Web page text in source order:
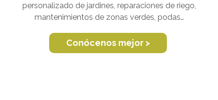
personalizado de jardines, reparaciones de riego,
mantenimientos de zonas verdes, podas…
Conócenos mejor >